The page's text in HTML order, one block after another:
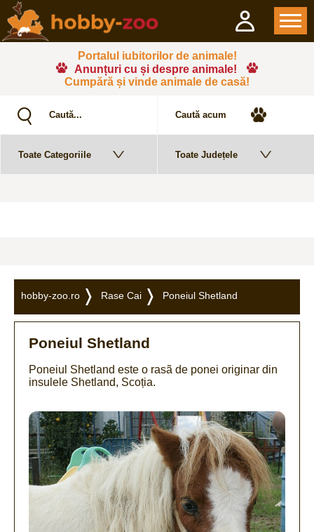
Portalul iubitorilor de animale!
Anunțuri cu și despre animale!
Cumpără și vinde animale de casă!
hobby-zoo.ro Rase Cai Poneiul Shetland
Poneiul Shetland
Poneiul Shetland este o rasã de ponei originar din
insulele Shetland, Scoția.